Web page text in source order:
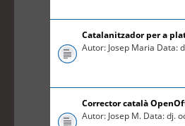
Catalanitzador per a
Autor: Josep Maria Data:
Corrector català
Autor: Josep M. Data: dj.